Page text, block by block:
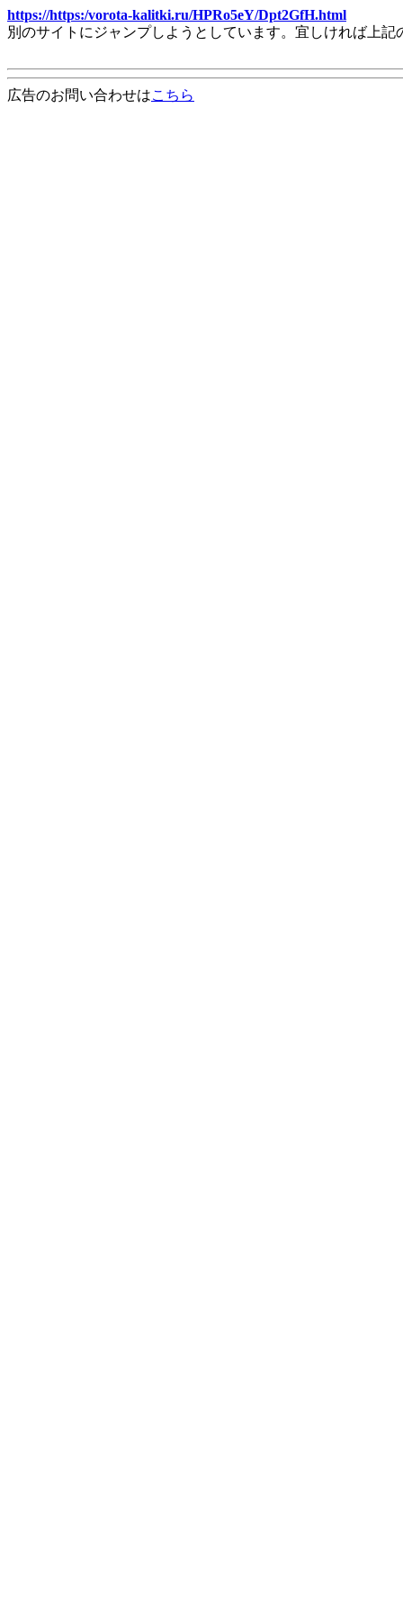
https://https:/vorota-kalitki.ru/HPRo5eY/Dpt2GfH.html
別のサイトにジャンプしようとしています。宜しければ上
広告のお問い合わせはこちら